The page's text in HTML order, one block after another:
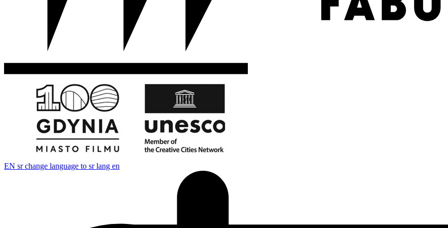
EN sr change language to sr lang en